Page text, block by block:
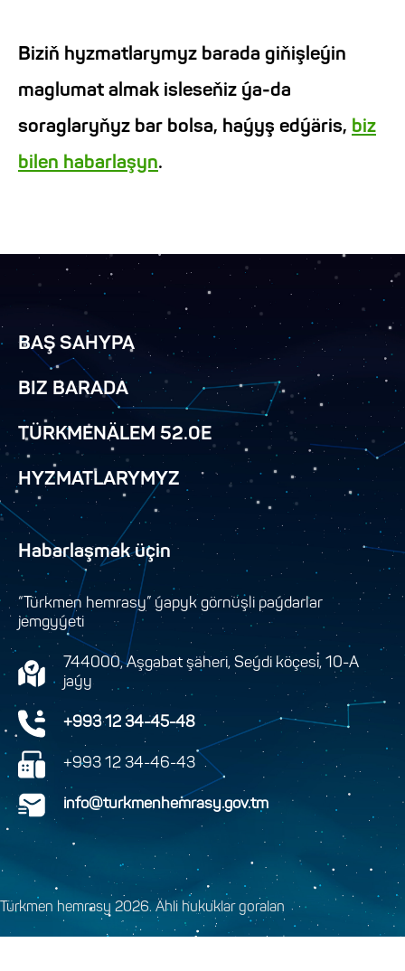
Biziň hyzmatlarymyz barada giňişleýin
maglumat almak isleseňiz ýa-da
soraglaryňyz bar bolsa, haýyş edýäris, biz
bilen habarlaşyn.
BAŞ SAHYPA
BIZ BARADA
TÜRKMENÄLEM 52.0E
HYZMATLARYMYZ
Habarlaşmak üçin
“Türkmen hemrasy” ýapyk görnüşli paýdarlar
jemgyýeti
744000, Aşgabat şäheri, Seýdi köçesi, 10-A
jaýy
+993 12 34-45-48
+993 12 34-46-43
info@turkmenhemrasy.gov.tm
Türkmen hemrasy 2026. Ähli hukuklar goralan